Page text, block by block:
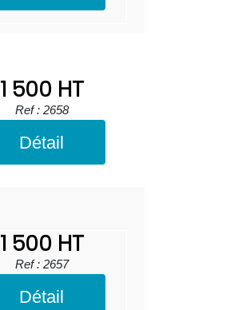
1 500 HT
Ref : 2658
Détail
1 500 HT
Ref : 2657
Détail